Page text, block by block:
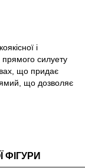
і
прямого силуету
що придає
що дозволяє
ФІГУРИ